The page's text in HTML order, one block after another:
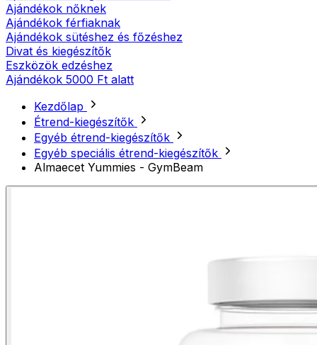
Ajándékok nőknek
Ajándékok férfiaknak
Ajándékok sütéshez és főzéshez
Divat és kiegészítők
Eszközök edzéshez
Ajándékok 5000 Ft alatt
Kezdőlap
Étrend-kiegészítők
Egyéb étrend-kiegészítők
Egyéb speciális étrend-kiegészítők
Almaecet Yummies - GymBeam